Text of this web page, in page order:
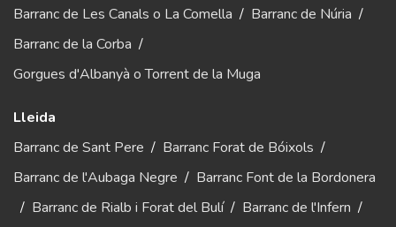
Barranc de Les Canals o La Comella / Barranc de Núria /
Barranc de la Corba /
Gorgues d'Albanyà o Torrent de la Muga
Lleida
Barranc de Sant Pere / Barranc Forat de Bóixols /
Barranc de l'Aubaga Negre / Barranc Font de la Bordonera
/ Barranc de Rialb i Forat del Bulí/ Barranc de l'Infern /